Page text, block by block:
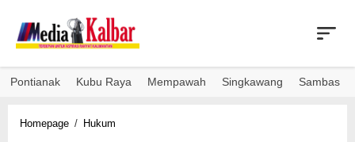
content
Pontianak Kubu Raya Mempawah Singkawang Sambas
Homepage / Hukum